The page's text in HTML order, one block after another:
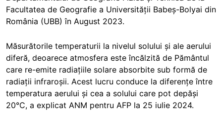
Facultatea de Geografie a Universității Babeș-Bolyai din
România (UBB) în August 2023.
Măsurătorile temperaturii la nivelul solului și ale aerului
diferă, deoarece atmosfera este încălzită de Pământul
care re-emite radiațiile solare absorbite sub formă de
radiații infraroșii. Acest lucru conduce la diferențe între
temperatura aerului și cea a solului care pot depăși
20°C, a explicat ANM pentru AFP la 25 iulie 2024.